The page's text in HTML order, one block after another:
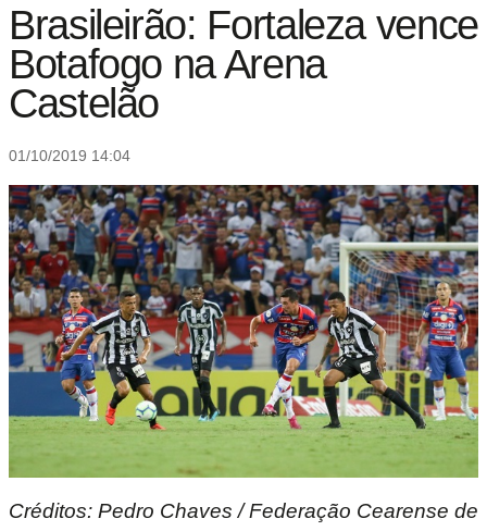
Brasileirão: Fortaleza vence
Botafogo na Arena
Castelão
01/10/2019 14:04
Créditos: Pedro Chaves / Federação Cearense de